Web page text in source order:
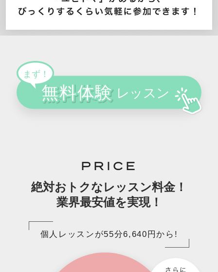
PRICE
絶対おトクなレッスン料金！
業界最安値を実現！
個人レッスンが55分6,640円から!